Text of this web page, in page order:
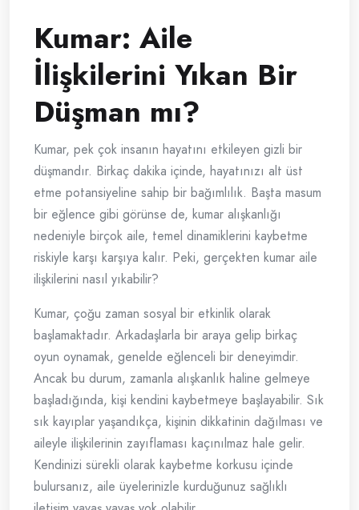
Kumar: Aile
İlişkilerini Yıkan Bir
Düşman mı?
Kumar, pek çok insanın hayatını etkileyen gizli bir
düşmandır. Birkaç dakika içinde, hayatınızı alt üst
etme potansiyeline sahip bir bağımlılık. Başta masum
bir eğlence gibi görünse de, kumar alışkanlığı
nedeniyle birçok aile, temel dinamiklerini kaybetme
riskiyle karşı karşıya kalır. Peki, gerçekten kumar aile
ilişkilerini nasıl yıkabilir?
Kumar, çoğu zaman sosyal bir etkinlik olarak
başlamaktadır. Arkadaşlarla bir araya gelip birkaç
oyun oynamak, genelde eğlenceli bir deneyimdir.
Ancak bu durum, zamanla alışkanlık haline gelmeye
başladığında, kişi kendini kaybetmeye başlayabilir. Sık
sık kayıplar yaşandıkça, kişinin dikkatinin dağılması ve
aileyle ilişkilerinin zayıflaması kaçınılmaz hale gelir.
Kendinizi sürekli olarak kaybetme korkusu içinde
bulursanız, aile üyelerinizle kurduğunuz sağlıklı